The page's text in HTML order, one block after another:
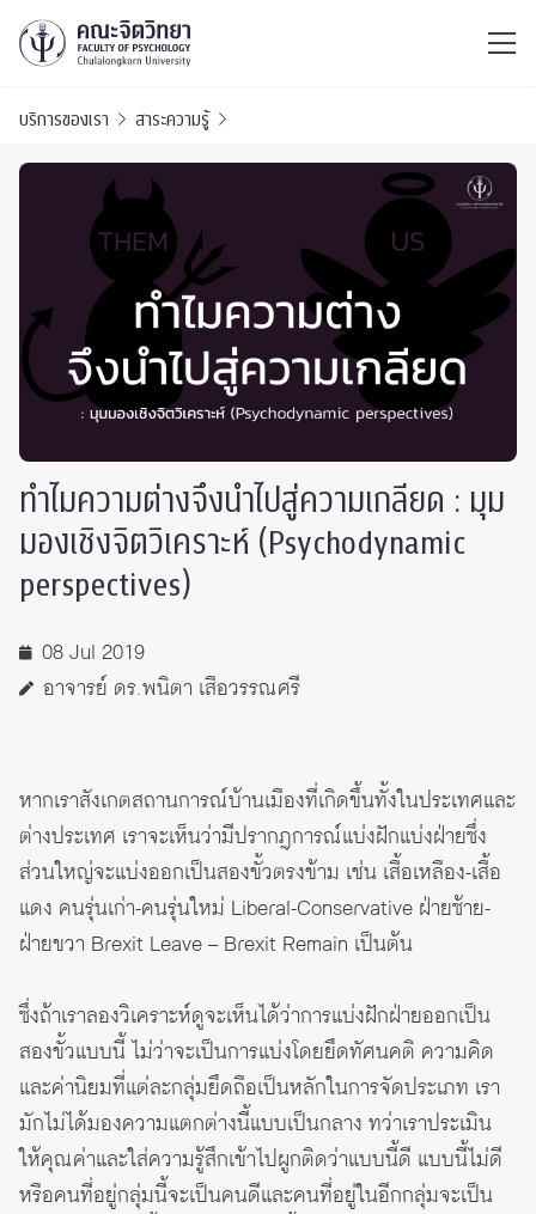
บริการของเรา สาระความรู้
ทำไมความต่างจึงนำไปสู่ความเกลียด : มุม
มองเชิงจิตวิเคราะห์ (Psychodynamic
perspectives)
08 Jul 2019
อาจารย์ ดร.พนิตา เสือวรรณศรี
หากเราสังเกตสถานการณ์บ้านเมืองที่เกิดขึ้นทั้งในประเทศและ
ต่างประเทศ เราจะเห็นว่ามีปรากฎการณ์แบ่งฝักแบ่งฝ่ายซึ่ง
ส่วนใหญ่จะแบ่งออกเป็นสองขั้วตรงข้าม เช่น เสื้อเหลือง-เสื้อ
แดง คนรุ่นเก่า-คนรุ่นใหม่ Liberal-Conservative ฝ่ายซ้าย-
ฝ่ายขวา Brexit Leave – Brexit Remain เป็นต้น
ซึ่งถ้าเราลองวิเคราะห์ดูจะเห็นได้ว่าการแบ่งฝักฝ่ายออกเป็น
สองขั้วแบบนี้ ไม่ว่าจะเป็นการแบ่งโดยยึดทัศนคติ ความคิด
และค่านิยมที่แต่ละกลุ่มยึดถือเป็นหลักในการจัดประเภท เรา
มักไม่ได้มองความแตกต่างนี้แบบเป็นกลาง ทว่าเราประเมิน
ให้คุณค่าและใส่ความรู้สึกเข้าไปผูกติดว่าแบบนี้ดี แบบนี้ไม่ดี
หรือคนที่อยู่กลุ่มนี้จะเป็นคนดีและคนที่อยู่ในอีกกลุ่มจะเป็น